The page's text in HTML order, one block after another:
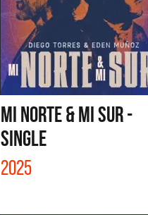
MI NORTE & MI SUR -
SINGLE
2025